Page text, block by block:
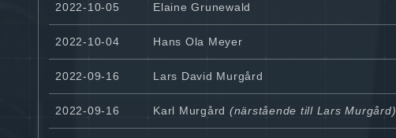
2022-10-05 Elaine Grunewald
2022-10-04 Hans Ola Meyer
2022-09-16 Lars David Murgård
2022-09-16 Karl Murgård (närstående till Lars Murgård)